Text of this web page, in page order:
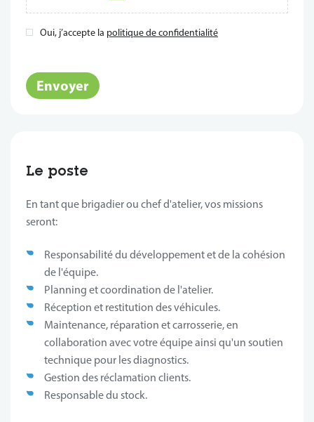
Oui, j’accepte la politique de confidentialité
Envoyer
Le poste
En tant que brigadier ou chef d'atelier, vos missions
seront:
Responsabilité du développement et de la cohésion
de l'équipe.
Planning et coordination de l'atelier.
Réception et restitution des véhicules.
Maintenance, réparation et carrosserie, en
collaboration avec votre équipe ainsi qu'un soutien
technique pour les diagnostics.
Gestion des réclamation clients.
Responsable du stock.